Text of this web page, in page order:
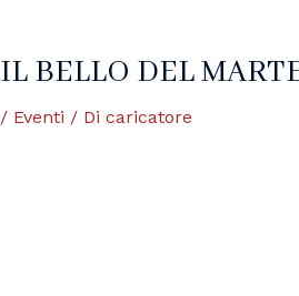
IL BELLO DEL
/ Eventi / Di caricatore